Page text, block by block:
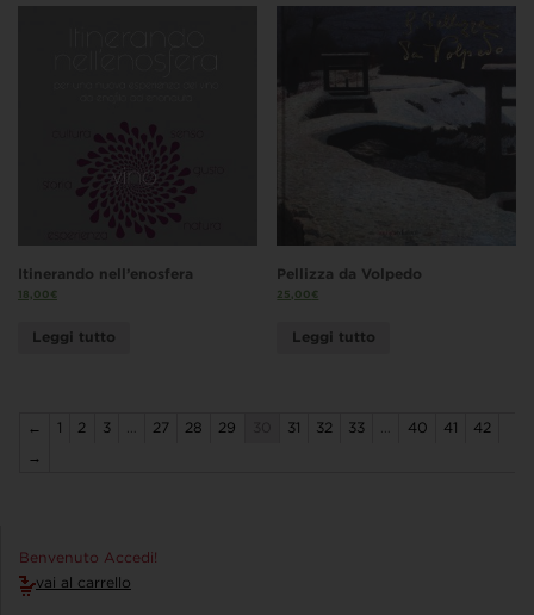
Itinerando nell’enosfera
18,00€
Leggi tutto
Pellizza da Volpedo
25,00€
Leggi tutto
← 1 2 3 … 27 28 29 31 32 33 … 40 41
42
→
Benvenuto Accedi!
vai al carrello